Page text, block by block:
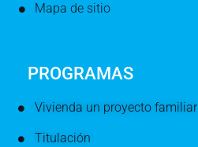
Mapa de sitio
PROGRAMAS
Vivienda un proyecto familiar
Titulación